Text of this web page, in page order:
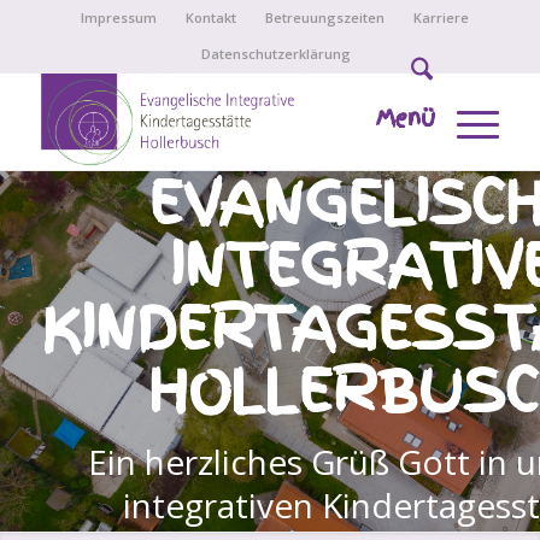
Impressum Kontakt Betreuungszeiten
Karriere
Datenschutzerklärung
Menü
Ein herzliches Grüß Gott in
integrativen